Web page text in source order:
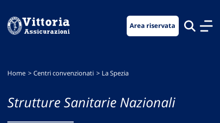
menu
contenuto
footer
Area riservata
Home Centri convenzionati La Spezia
Strutture Sanitarie Nazionali